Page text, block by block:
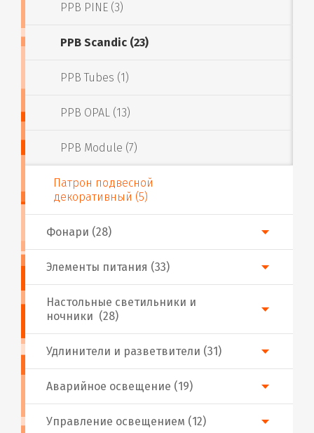
Фонари (28)
Аварийное освещение (19)
Настольные светильники и
ночники (28)
PPB PINE (3)
PPB Scandic (23)
PPB Tubes (1)
PPB OPAL (13)
PPB Module (7)
Патрон подвесной
декоративный (5)
Удлинители и разветвители (31)
Управление освещением (12)
Элементы питания (33)